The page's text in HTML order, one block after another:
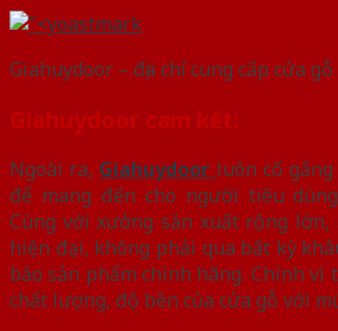
Giahuydoor – địa chỉ cung cấp cửa
Giahuydoor cam kết:
Ngoài ra, Giahuydoor luôn cố
để mang đến cho người tiêu
Cùng với xưởng sản xuất rộng lớn,
hiện đại, không phải qua bất kỳ
bảo sản phẩm chính hãng. Chính vì
chất lượng, độ bền của cửa gỗ với